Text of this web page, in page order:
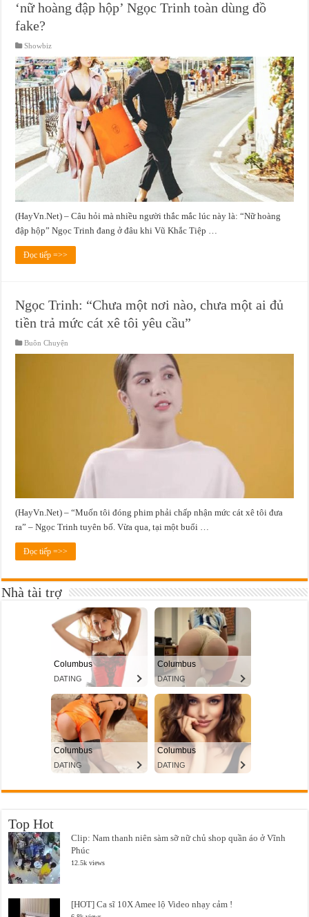
‘nữ hoàng đập hộp’ Ngọc Trinh toàn dùng đồ
fake?
Showbiz
(HayVn.Net) – Câu hỏi mà nhiều người thắc mắc lúc này là: “Nữ hoàng
đập hộp” Ngọc Trinh đang ở đâu khi Vũ Khắc Tiệp …
Đọc tiếp =>>
Ngọc Trinh: “Chưa một nơi nào, chưa một ai đủ
tiền trả mức cát xê tôi yêu cầu”
Buôn Chuyện
(HayVn.Net) – “Muốn tôi đóng phim phải chấp nhận mức cát xê tôi đưa
ra” – Ngọc Trinh tuyên bố. Vừa qua, tại một buổi …
Đọc tiếp =>>
Nhà tài trợ
Top Hot
Clip: Nam thanh niên sàm sỡ nữ chủ shop quần áo ở Vĩnh
Phúc
12.5k views
[HOT] Ca sĩ 10X Amee lộ Video nhạy cảm !